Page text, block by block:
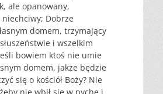
ale opanowany,
niechciwy; Dobrze
domem, trzymający
i wszelkim
bowiem ktoś nie umie
domem, jakże będzie
się o kościół Boży? Nie